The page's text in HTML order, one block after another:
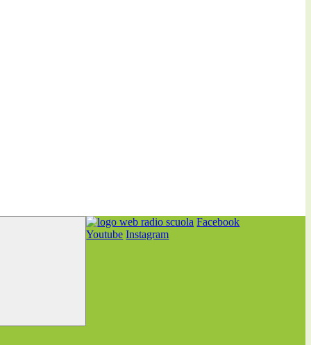
Facebook
Youtube Instagram